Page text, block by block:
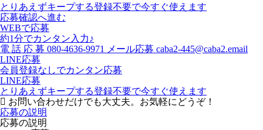
とりあえずキープする登録不要で今すぐ使えます
応募確認へ進む
WEBで応募
約1分でカンタン入力♪
電 話 応 募 080-4636-9971 メール応募 caba2-445@caba2.email
LINE応募
会員登録なしでカンタン応募
LINE応募
とりあえずキープする登録不要で今すぐ使えます
お問い合わせだけでも大丈夫。お気軽にどうぞ！
応募の説明
応募の説明